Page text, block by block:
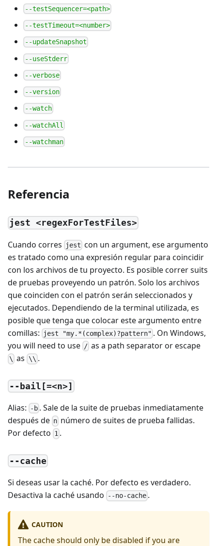
--testSequencer=<path>
--testTimeout=<number>
--updateSnapshot
--useStderr
--verbose
--version
--watch
--watchAll
--watchman
Referencia
jest <regexForTestFiles>
Cuando corres jest con un argument, ese argumento
es tratado como una expresión regular para coincidir
con los archivos de tu proyecto. Es posible correr suits
de pruebas proveyendo un patrón. Solo los archivos
que coinciden con el patrón serán seleccionados y
ejecutados. Dependiendo de la terminal utilizada, es
posible que tenga que colocar este argumento entre
comillas:
jest "my.*(complex)?pattern" . On Windows,
you will need to use / as a path separator or escape
\ as \\ .
--bail[=<n>]
Alias: -b . Sale de la suite de pruebas inmediatamente
después de n número de suites de prueba fallidas.
Por defecto 1 .
--cache
Si deseas usar la caché. Por defecto es verdadero.
Desactiva la caché usando
--no-cache .
CAUTION
The cache should only be disabled if you are